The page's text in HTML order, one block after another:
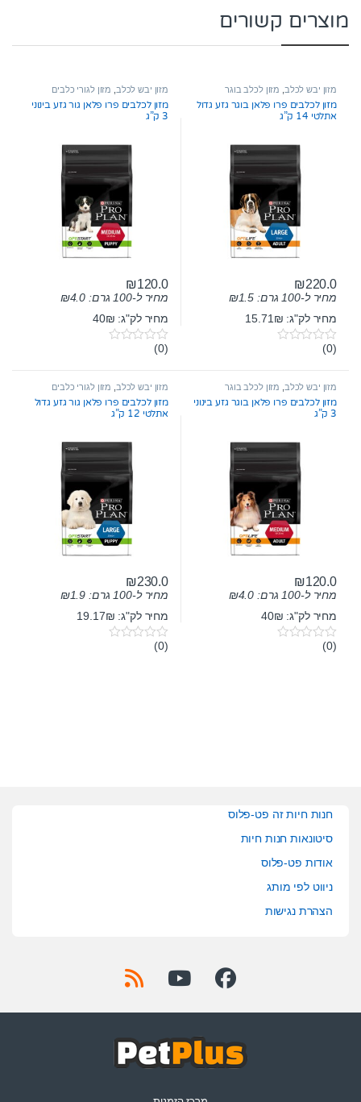
מוצרים קשורים
מזון יבש לכלב מזון לכלב בוגר
מזון לכלבים פרו פלאן בוגר גזע גדול
אתלטי 14 ק”ג
₪220.0
מחיר ל-100 גרם: ₪1.5
מחיר לק"ג: 15.71₪
0
t
f
5
(0)
מזון יבש לכלב מזון לגורי כלבים
מזון לכלבים פרו פלאן גור גזע בינוני
3 ק”ג
₪120.0
מחיר ל-100 גרם: ₪4.0
מחיר לק"ג: 40₪
0
t
f
5
(0)
מזון יבש לכלב מזון לכלב בוגר
מזון לכלבים פרו פלאן בוגר גזע בינוני
3 ק”ג
₪120.0
מחיר ל-100 גרם: ₪4.0
מחיר לק"ג: 40₪
0(0)
מזון יבש לכלב מזון לגורי כלבים
מזון לכלבים פרו פלאן גור גזע גדול
אתלטי 12 ק”ג
₪230.0
מחיר ל-100 גרם: ₪1.9
מחיר לק"ג: 19.17₪
0(0)
חנות חיות זה פט-פלוס
סיטונאות חנות חיות
אודות פט-פלוס
ניווט לפי מותג
הצהרת נגישות